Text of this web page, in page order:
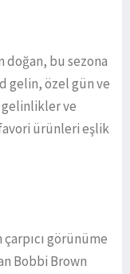
doğan, bu sezona
gelin, özel gün ve
gelinlikler ve
ürünleri eşlik
görünüme
Bobbi Brown